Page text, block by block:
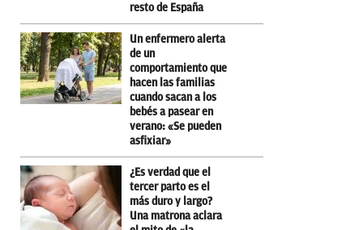
resto de España
Un enfermero alerta
de un
comportamiento que
hacen las familias
cuando sacan a los
bebés a pasear en
verano: «Se pueden
asfixiar»
¿Es verdad que el
tercer parto es el
más duro y largo?
Una matrona aclara